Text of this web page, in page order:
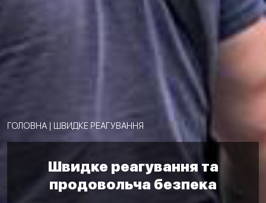
ГОЛОВНА | ШВИДКЕ РЕАГУВАННЯ
Швидке реагування та
продовольча безпека